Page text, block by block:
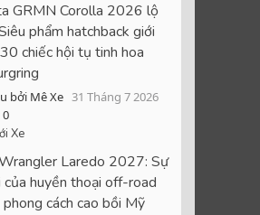
GRMN Corolla 2026 lộ
phẩm hatchback giới
chiếc hội tụ tinh hoa
bởi Mê Xe 31 Tháng 7 2026
0
Xe
Laredo 2027: Sự
huyền thoại off-road
cách cao bồi Mỹ